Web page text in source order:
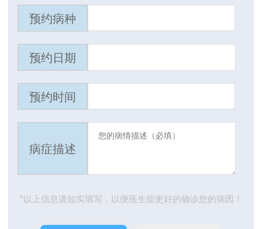
预约病种
预约日期
预约时间
病症描述
*以上信息请如实填写，以便医生能更好的确诊您的病因！